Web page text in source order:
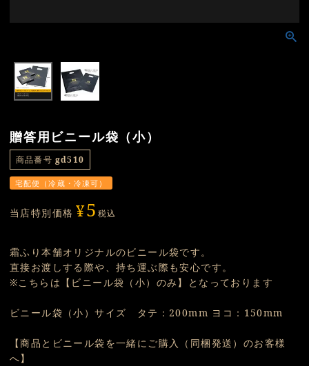
贈答用ビニール袋（小）
商品番号 gd510
宅配便（冷蔵・冷凍可）
当店特別価格 ¥5税込
霜ふり本舗オリジナルのビニール袋です。
直接お渡しする際や、持ち運ぶ際も安心です。
※こちらは【ビニール袋（小）のみ】となっております
ビニール袋（小）サイズ タテ：200mm ヨコ：150mm
【商品とビニール袋を一緒にご購入（同梱発送）のお客様
へ】